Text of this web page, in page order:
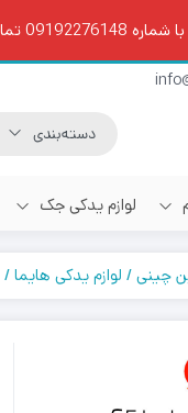
بگیرید.
لوازم یدکی جک
چینی لوازم یدکی هایما